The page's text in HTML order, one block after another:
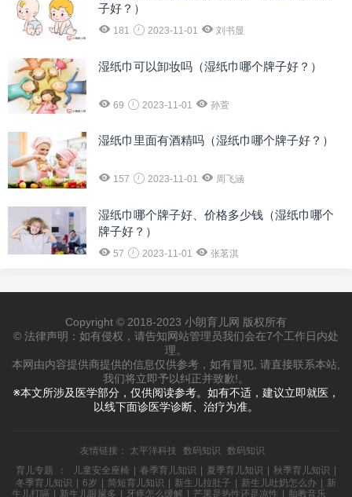
子好？）
181 2023-11-01 刘书显
湿纸巾可以卸妆吗（湿纸巾哪个牌子好？）
69 2023-11-01 孙萱
湿纸巾里面有酒精吗（湿纸巾哪个牌子好？）
157 2023-11-01 周飞涵
湿纸巾哪个牌子好、价格多少钱（湿纸巾哪个
牌子好？）
57 2023-11-01 张茗淇
Copyright © 2018-2023 小朗育儿网 版权所有
© 法律声明：如有侵权，请告知网站管理员我们会在7个工作日内处
理。
本网由内容提供商提供的信息仅供参考，如有冒犯, 请直接联系本站,
我们将立即予以纠正并致歉!。
※本文所涉及医学部分，仅供阅读参考。如有不适，建议立即就医，
以线下面诊医学诊断、治疗为准。
友情链接： 太平洋科技 数码知识
数码知识
育儿专题
： 儿童安全座椅 | 春季育儿知识 | 夏季育儿知识 | 秋季育儿知识 |
冬季育儿知识 | 6岁 | 简短育儿知识 | 新生儿拉肚子 | 新生儿吐奶怎么办 | 新
生儿打嗝 | 新生儿眼屎多 | 牙疼怎么缓解 | 芒果是热性还是凉性 | 胎教音乐